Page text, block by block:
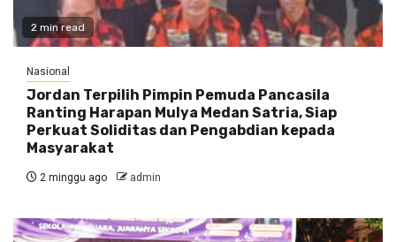
2 min read
Nasional
Jordan Terpilih Pimpin Pemuda Pancasila
Ranting Harapan Mulya Medan Satria, Siap
Perkuat Soliditas dan Pengabdian kepada
Masyarakat
2 minggu ago admin